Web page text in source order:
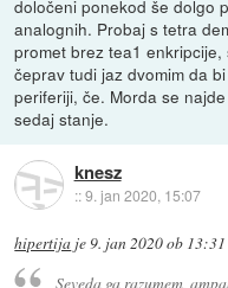
določeni ponekod še dolgo
analognih. Probaj s tetra
promet brez tea1
čeprav tudi jaz dvomim da
periferiji, če. Morda se
sedaj stanje.
knesz
::9. jan 2020, 15:07
hipertija je9. jan 2020 ob 13:31
Seveda ga razumem,